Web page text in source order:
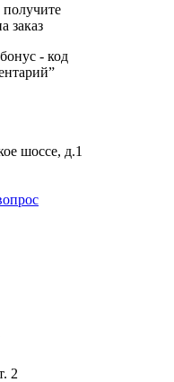
заказ
- код
шоссе, д.1
2